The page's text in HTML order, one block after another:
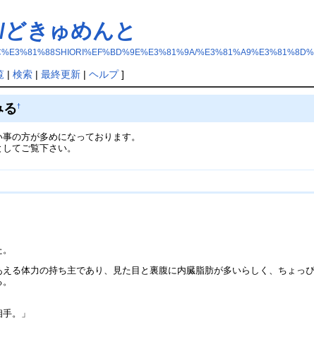
きゅめんと
| 検索| 最終更新| ヘルプ]
る†
の方が多めになっております。
てご覧下さい。
る体力の持ち主であり、見た目と裏腹に内臓脂肪が多いらしく、ちょっぴ
。」